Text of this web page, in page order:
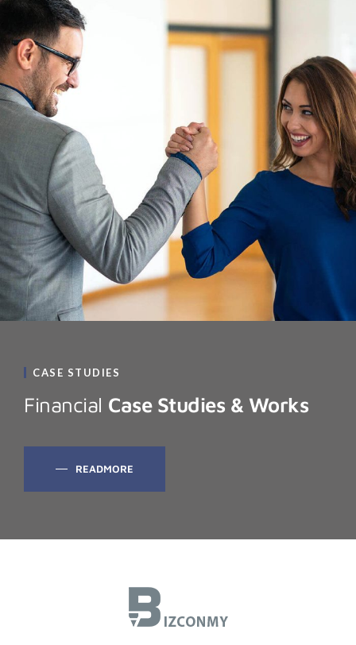
CASE STUDIES
Financial Case Studies & Works
READMORE